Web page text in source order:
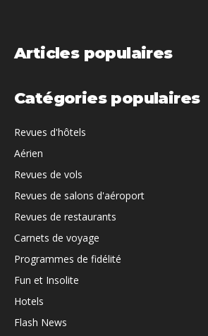
Articles populaires
Catégories populaires
Revues d'hôtels
Aérien
Revues de vols
Revues de salons d'aéroport
Revues de restaurants
Carnets de voyage
Programmes de fidélité
Fun et Insolite
Hotels
Flash News